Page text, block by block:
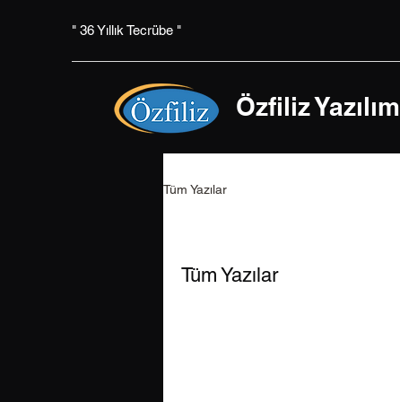
" 36 Yıllık Tecrübe "
Özfiliz Yazılım
Tüm Yazılar
Tüm Yazılar